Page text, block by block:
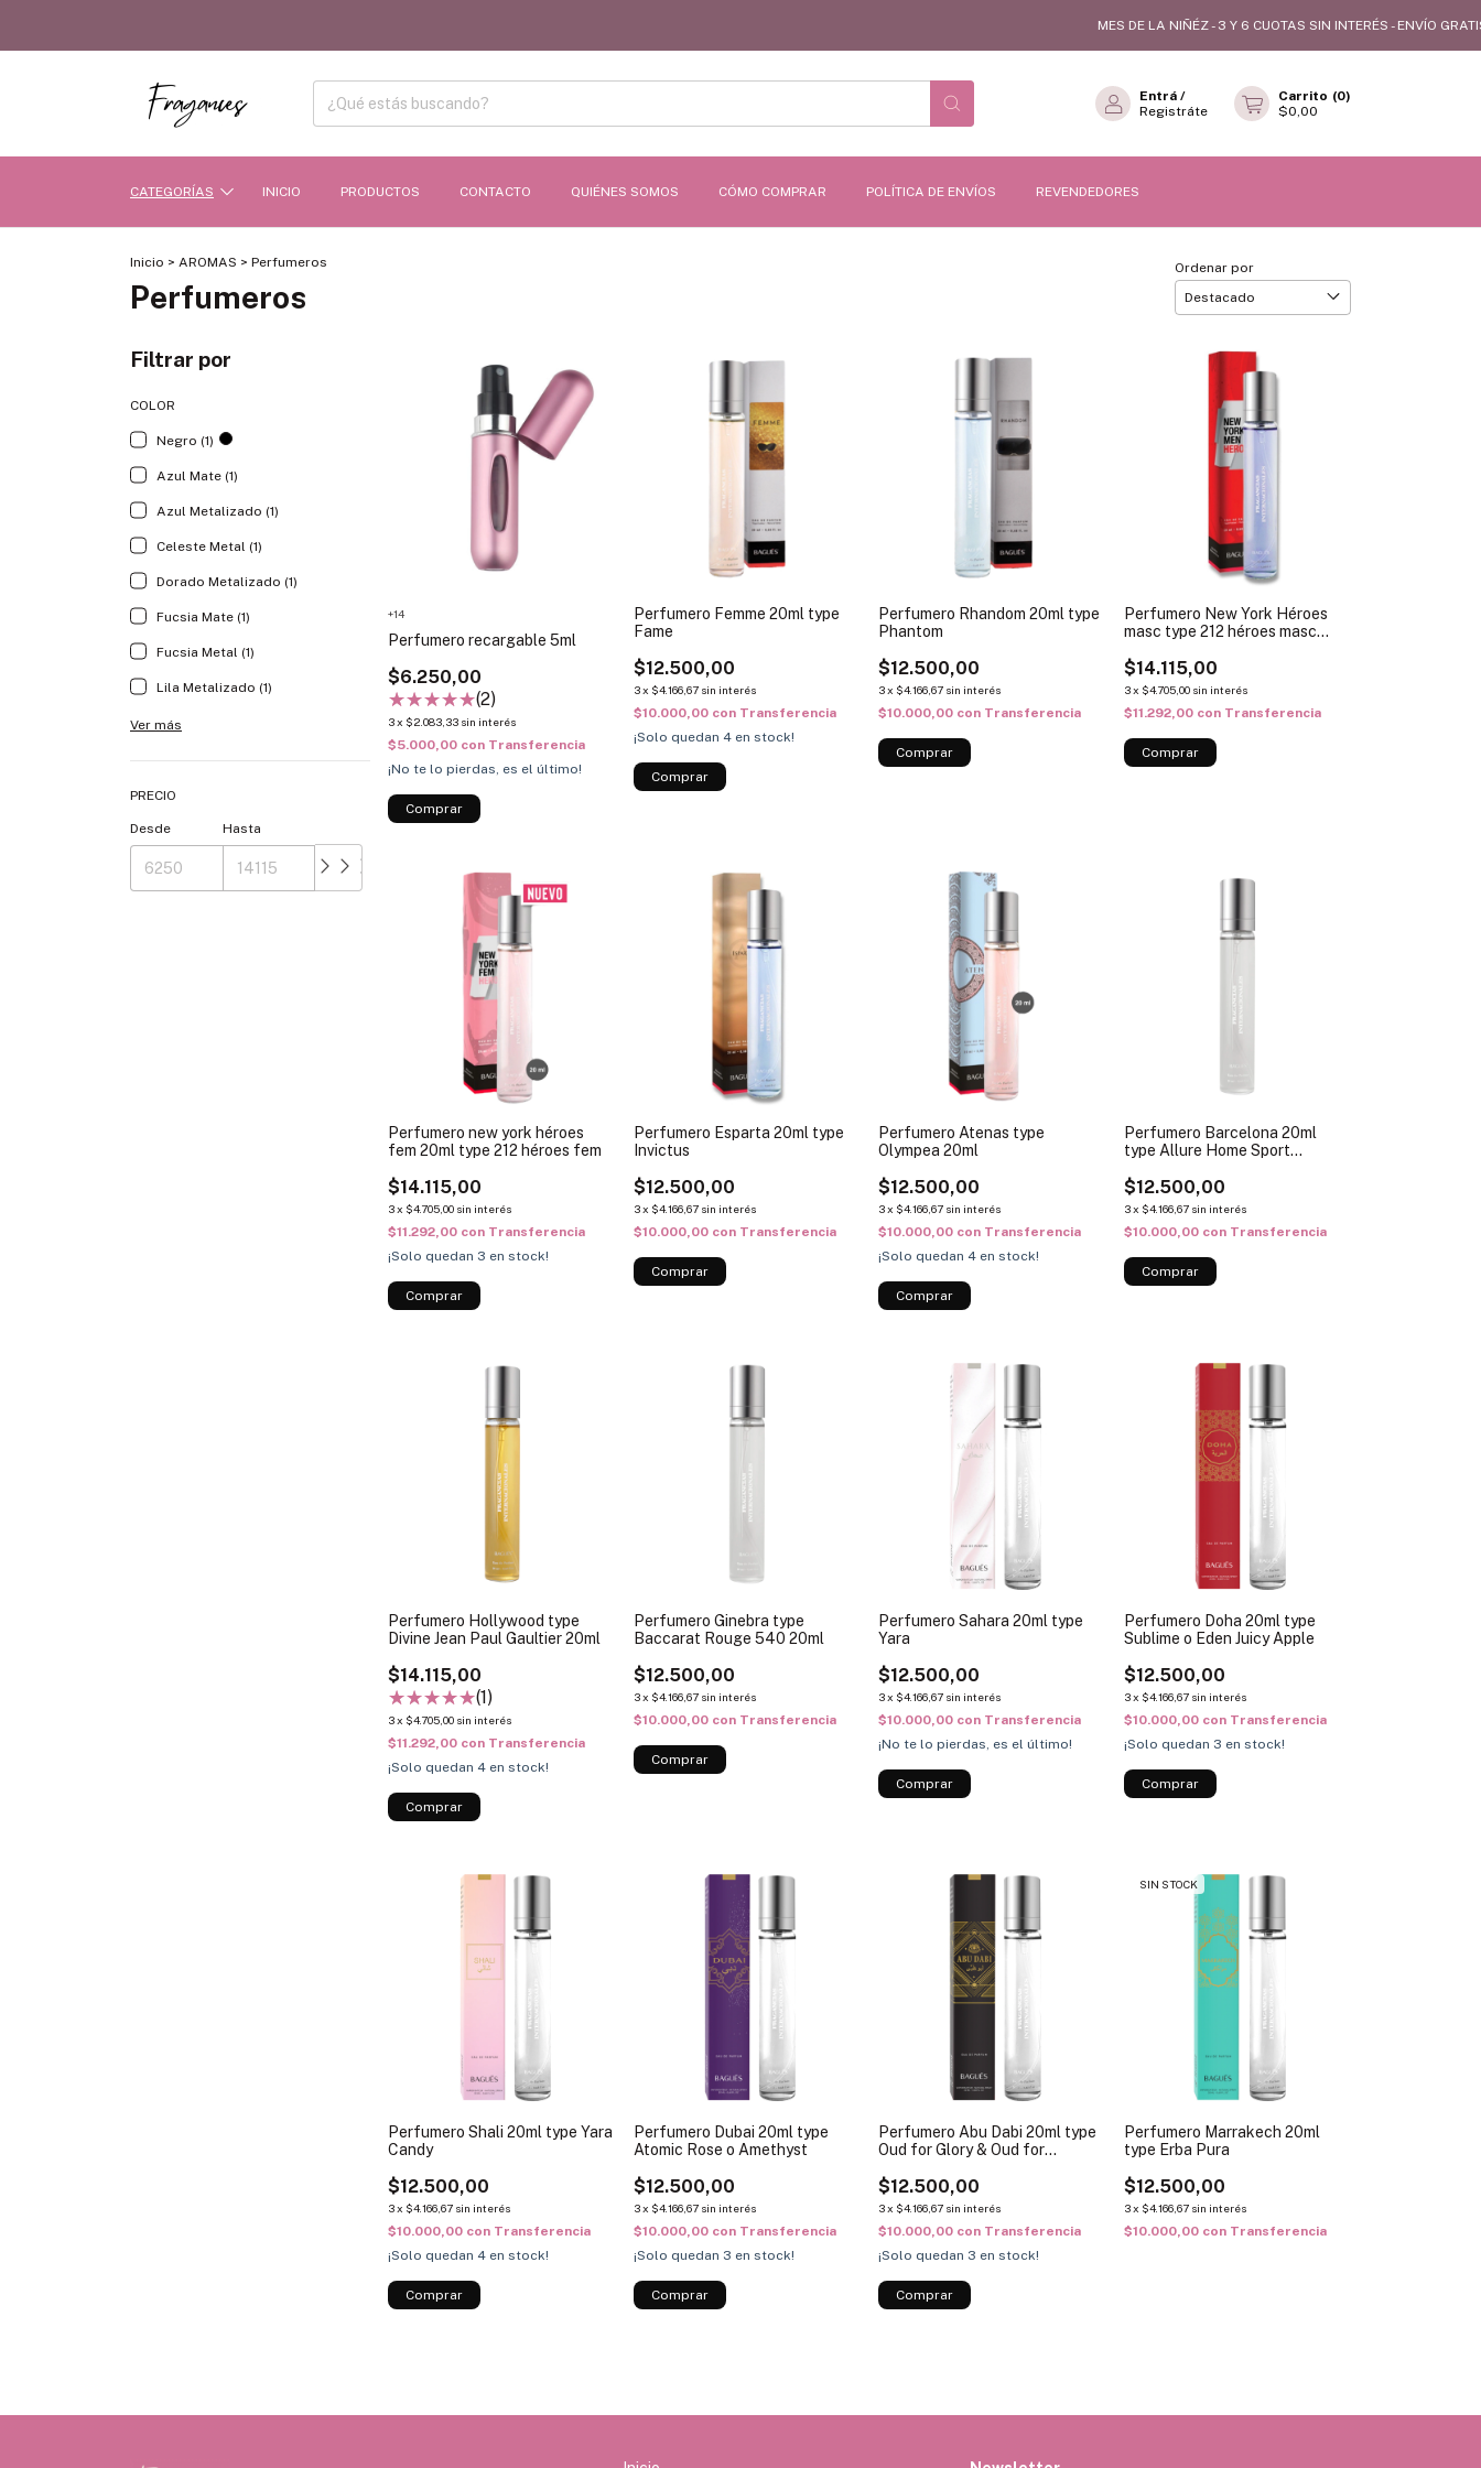
MES DE LA NIÑÉZ - 3 Y 6 CUOTAS SIN INTERÉS - ENVÍO GRATIS
Entrá /
Registráte
Carrito (0)
$0,00
CATEGORÍAS INICIO PRODUCTOS CONTACTO QUIÉNES SOMOS CÓMO COMPRAR POLÍTICA DE ENVÍOS REVENDEDORES
Inicio > AROMAS > Perfumeros
Perfumeros
Ordenar por
Filtrar por
COLOR
Negro (1)
Azul Mate (1)
Azul Metalizado (1)
Celeste Metal (1)
Dorado Metalizado (1)
Fucsia Mate (1)
Fucsia Metal (1)
Lila Metalizado (1)
Ver más
PRECIO
Desde Hasta
Perfumero recargable 5ml
$6.250,00
(2)
3x $2.083,33 sin interés
$5.000,00 con Transferencia
¡No te lo pierdas, es el último!
+14
Comprar
Perfumero Femme 20ml type
Fame
$12.500,00
3x $4.166,67 sin interés
$10.000,00 con Transferencia
¡Solo quedan 4en stock!
Perfumero Rhandom 20ml type
Phantom
$12.500,00
3x $4.166,67 sin interés
$10.000,00 con Transferencia
Perfumero New York Héroes
masc type 212 héroes masc
$14.115,00
3 x $4.705,00 sin interés
$11.292,00 con Transferencia
Perfumero new york héroes
fem 20ml type 212 héroes fem
$14.115,00
3x $4.705,00 sin interés
$11.292,00 con Transferencia
¡Solo quedan 3 en stock!
Perfumero Esparta 20ml type
Invictus
$12.500,00
3x $4.166,67 sin interés
$10.000,00 con Transferencia
Perfumero Atenas type
Olympea 20ml
$12.500,00
3x $4.166,67 sin interés
$10.000,00 con Transferencia
¡Solo quedan4 en stock!
Perfumero Barcelona 20ml
type Allure Home Sport
$12.500,00
3 x $4.166,67 sin interés
$10.000,00 con Transferencia
Perfumero Hollywood type
Divine Jean Paul Gaultier 20ml
$14.115,00
(1)
3x $4.705,00 sin interés
$11.292,00 con Transferencia
¡Solo quedan4 en stock!
Perfumero Ginebra type
Baccarat Rouge 540 20ml
$12.500,00
3x $4.166,67 sin interés
$10.000,00 con Transferencia
Perfumero Sahara 20ml type
Yara
$12.500,00
3x $4.166,67 sin interés
$10.000,00 con Transferencia
¡No te lo pierdas, es el último!
Perfumero Doha 20ml type
Sublime o Eden Juicy Apple
$12.500,00
3 x $4.166,67 sin interés
$10.000,00 con Transferencia
¡Solo quedan 3 en stock!
Perfumero Shali 20ml type Yara
Candy
$12.500,00
3x $4.166,67 sin interés
$10.000,00 con Transferencia
¡Solo quedan4 en stock!
Perfumero Dubai 20ml type
Atomic Rose o Amethyst
$12.500,00
3x $4.166,67 sin interés
$10.000,00 con Transferencia
¡Solo quedan 3 en stock!
Perfumero Abu Dabi 20ml type
Oud for Glory & Oud for
$12.500,00
3x $4.166,67 sin interés
$10.000,00 con Transferencia
¡Solo quedan 3 en stock!
SIN STOCK
Perfumero Marrakech 20ml
type Erba Pura
$12.500,00
3 x $4.166,67 sin interés
$10.000,00 con Transferencia